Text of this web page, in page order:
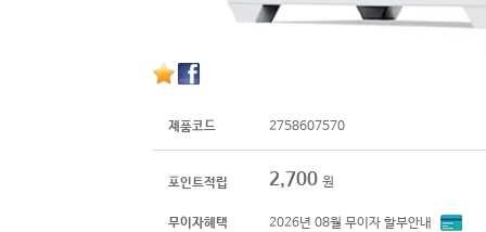
제품코드 2758607570
포인트적립 2,700 원
무이자혜택 2026년 08월 무이자 할부안내